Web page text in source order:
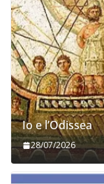
Io e l’Odissea
28/07/2026